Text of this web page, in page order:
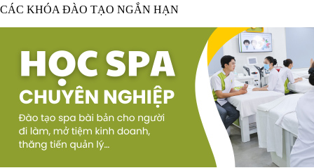
CÁC KHÓA ĐÀO TẠO NGẮN HẠN